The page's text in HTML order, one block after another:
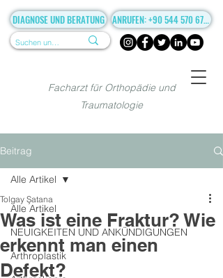
Facharzt für Orthopädie und
Traumatologie
DIAGNOSE UND BERATUNG ANRUFEN: +90 544 570 67 86
Beitrag
Alle Artikel
NEUIGKEITEN UND ANKÜNDIGUNGEN
Arthroplastik
Alle Artikel
Was ist eine Fraktur? Wie
erkennt man einen
Defekt?
Tolgay Şatana